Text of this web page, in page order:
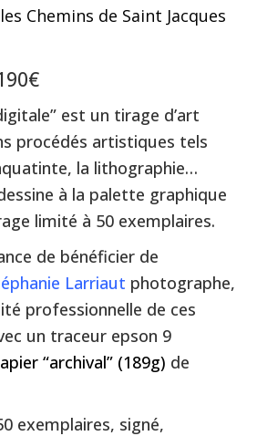
Chemins de Saint Jacques
est un tirage d’art
procédés artistiques tels
la lithographie…
à la palette graphique
limité à 50 exemplaires.
de bénéficier de
Larriaut photographe,
professionnelle de ces
un traceur epson 9
“archival” (189g) de
exemplaires, signé,